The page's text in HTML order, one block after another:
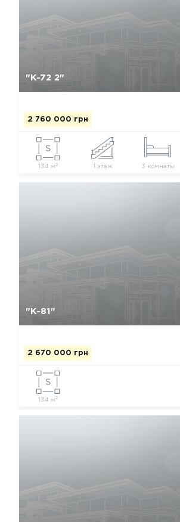
"К-72 2"
2 760 000 грн
134 м 2 1 этаж 3 комнаты
"К-81"
2 670 000 грн
134 м2